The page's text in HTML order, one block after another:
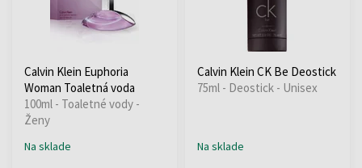
Calvin Klein Euphoria
Woman Toaletná voda
100ml - Toaletné vody -
Ženy
Na sklade
Calvin Klein CK Be Deostick
75ml - Deostick - Unisex
Na sklade